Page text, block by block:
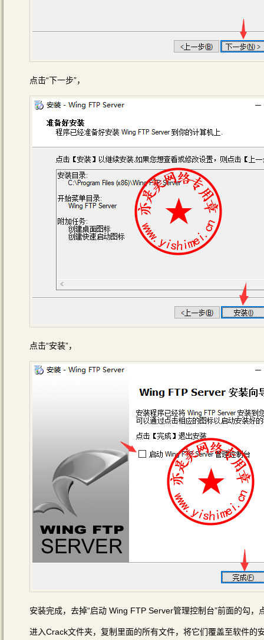
点击“下一步”，
点击“安装”，
安装完成，去掉“启动 Wing FTP Server管理控制台”前面的勾，
进入Crack文件夹，复制里面的所有文件，将它们覆盖至软件